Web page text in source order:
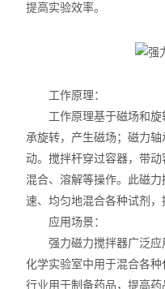
高低温循环一体机
不锈钢高压反应釜
电热套
恒温干燥箱
循环水真空泵
旋片式真空泵/油泵
智能控温仪
油、水浴锅
提高实验效率。
工作原理：
工作原理基于磁场和旋
承旋转，产生磁场；磁力
动。搅拌杆穿过容器，带
混合、溶解等操作。此磁
速、均匀地混合各种试剂，
应用场景：
强力磁力搅拌器广泛应
化学实验室中用于混合各
行业用于制备药品，提高